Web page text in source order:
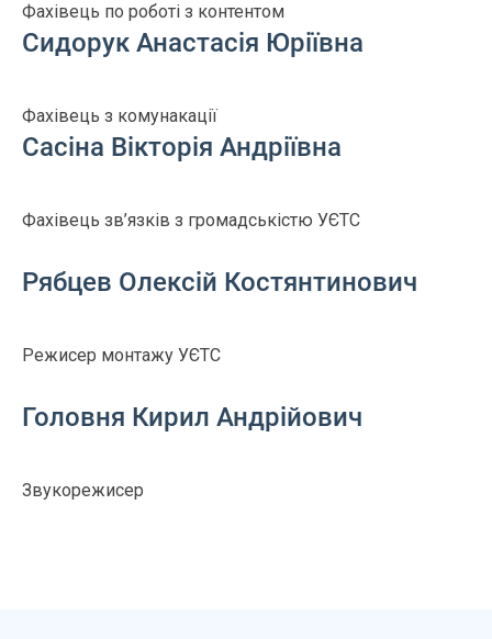
Фахівець по роботі з контентом
Сидорук Анастасія Юріївна
Фахівець з комунакації
Сасіна Вікторія Андріївна
Фахівець зв’язків з громадськістю УЄТС
Рябцев Олексій Костянтинович
Режисер монтажу УЄТС
Головня Кирил Андрійович
Звукорежисер